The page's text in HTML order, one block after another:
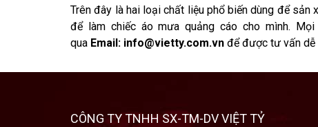
Trên đây là hai loại chất liệu phổ biến dùng để sản
để làm chiếc áo mưa quảng cáo cho mình.
qua Email: info@vietty.com.vn để được tư vấn dễ
CÔNG TY TNHH SX-TM-DV VIỆT TỶ